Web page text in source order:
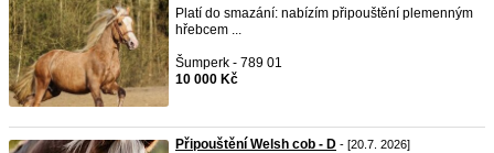
Platí do smazání: nabízím připouštění plemenným
hřebcem ...
Šumperk - 789 01
10 000 Kč
Připouštění Welsh cob - D - [20.7. 2026]